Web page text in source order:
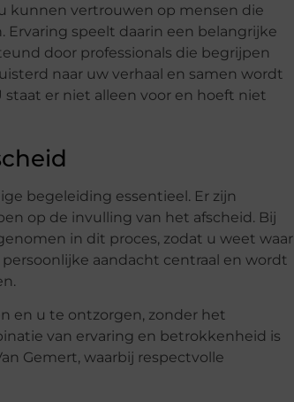
kunnen vertrouwen op mensen die
speelt daarin een belangrijke
door professionals die begrijpen
naar uw verhaal en samen wordt
er niet alleen voor en hoeft niet
begeleiding essentieel. Er zijn
op de invulling van het afscheid. Bij
in dit proces, zodat u weet waar
aandacht centraal en wordt
en u te ontzorgen, zonder het
van ervaring en betrokkenheid is
Gemert, waarbij respectvolle